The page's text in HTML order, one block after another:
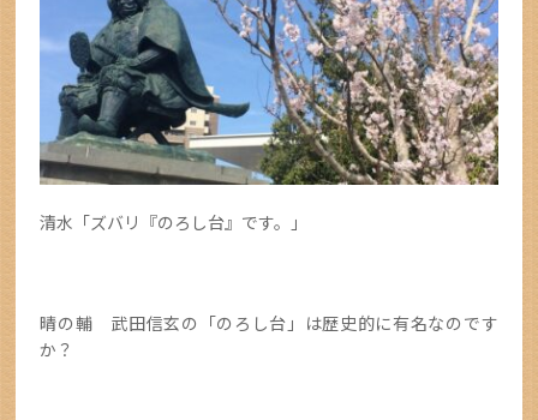
清水「ズバリ『のろし台』です。」
晴の輔 武田信玄の「のろし台」は歴史的に有名なのです
か？